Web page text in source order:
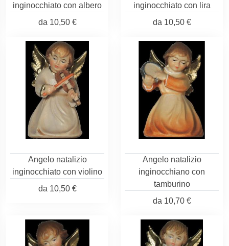
inginocchiato con albero
da 10,50 €
inginocchiato con lira
da 10,50 €
Angelo natalizio
inginocchiato con violino
da 10,50 €
Angelo natalizio
inginocchiano con
tamburino
da 10,70 €